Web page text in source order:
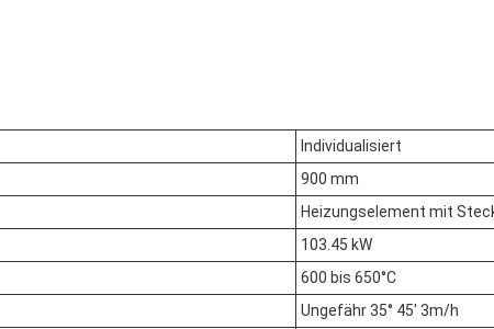
Individualisiert
900 mm
Heizungselement mit
103.45 kW
600 bis 650°C
Ungefähr 35° 45' 3m/h